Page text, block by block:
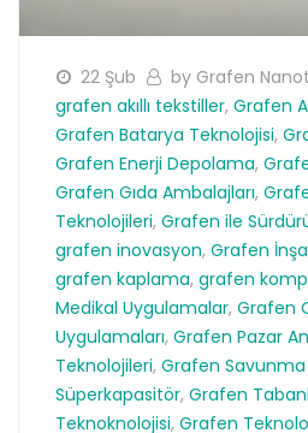
22 Şub by Grafen
grafen akıllı tekstiller, Grafen
Grafen Batarya Teknolojisi,
Grafen Enerji Depolama,
Grafen Gıda Ambalajları,
Teknolojileri, Grafen ile
grafen inovasyon, Grafen
grafen kaplama, grafen
Medikal Uygulamalar, Grafen
Uygulamaları, Grafen Pazar
Teknolojileri, Grafen
Süperkapasitör, Grafen
Teknoknolojisi, Grafen